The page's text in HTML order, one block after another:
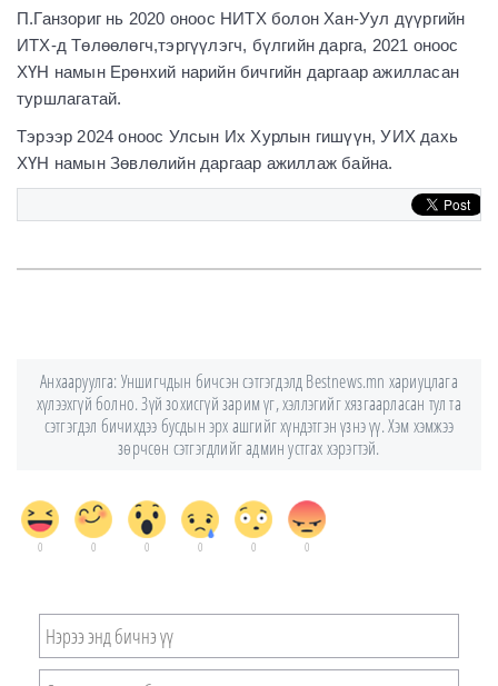
П.Ганзориг нь 2020 оноос НИТХ болон Хан-Уул дүүргийн
ИТХ-д Төлөөлөгч,тэргүүлэгч, бүлгийн дарга, 2021 оноос
ХҮН намын Ерөнхий нарийн бичгийн даргаар ажилласан
туршлагатай.
Тэрээр 2024 оноос Улсын Их Хурлын гишүүн, УИХ дахь
ХҮН намын Зөвлөлийн даргаар ажиллаж байна.
Анхааруулга: Уншигчдын бичсэн сэтгэгдэлд Bestnews.mn хариуцлага
хүлээхгүй болно. Зүй зохисгүй зарим үг, хэллэгийг хязгаарласан тул та
сэтгэгдэл бичихдээ бусдын эрх ашгийг хүндэтгэн үзнэ үү. Хэм хэмжээ
зөрчсөн сэтгэгдлийг админ устгах хэрэгтэй.
0 0 0 0 0 0